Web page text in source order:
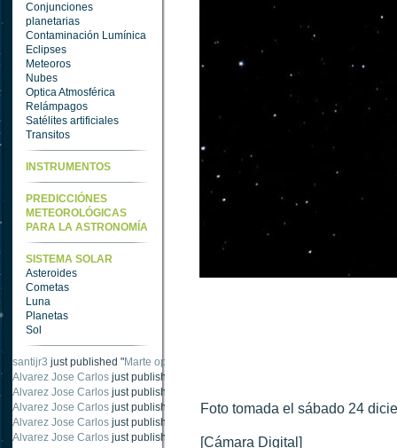
Conjunciones
planetarias
Contaminación Lumínica
Eclipses
Meteoros
Nubes
Optica Atmosférica
Relámpagos
Satélites artificiales
Transitos
INSTRUMENTOS
PREDICCIÓNES
METEOROLÓGICAS
PARA LA ASTRONOMÍA
SISTEMA SOLAR
Asteroides
Cometas
Luna
Planetas
Sol
santijr3 just published "Marte oposición 2020
Alvarez Jose Carlos just published "
Alvarez Jose Carlos just published "
Alvarez Jose Carlos just published " Oposición Marte 30 de octubre 2020".
Alvarez Jose Carlos just published "
Alvarez Jose Carlos just published " Marte oposición octubre 2020 vs NASA
Foto tomada el sábado 24
[Cámara Digital]